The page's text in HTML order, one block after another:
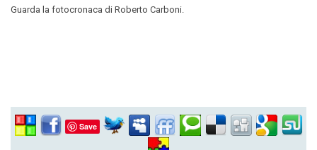
Guarda la fotocronaca di Roberto Carboni.
Save